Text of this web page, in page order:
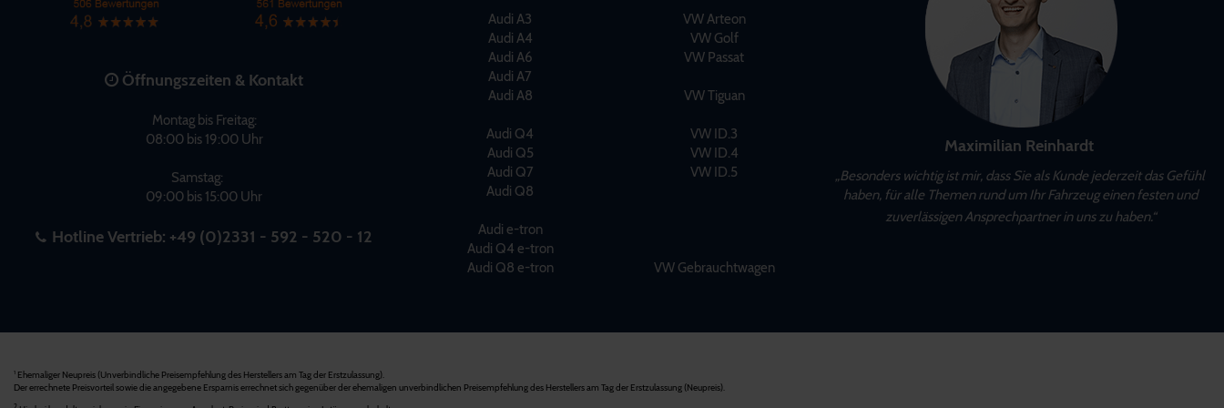
Öffnungszeiten & Kontakt
Montag bis Freitag:
08:00 bis 19:00 Uhr
Samstag:
09:00 bis 15:00 Uhr
Hotline Vertrieb: +49 (0)2331 - 592 - 520 - 12
Audi A3
Audi A4
Audi A6
Audi A7
Audi A8
Audi Q4
Audi Q5
Audi Q7
Audi Q8
Audi e-tron
Audi Q4 e-tron
Audi Q8 e-tron
VW Arteon
VW Golf
VW Passat
VW Tiguan
VW ID.3
VW ID.4
VW ID.5
VW Gebrauchtwagen
Maximilian Reinhardt
„Besonders wichtig ist mir, dass Sie als Kunde jederzeit das Gefühl
haben, für alle Themen rund um Ihr Fahrzeug einen festen und
zuverlässigen Ansprechpartner in uns zu haben.“
1 Ehemaliger Neupreis (Unverbindliche Preisempfehlung des Herstellers am Tag der Erstzulassung).
Der errechnete Preisvorteil sowie die angegebene Ersparnis errechnet sich gegenüber der ehemaligen unverbindlichen Preisempfehlung des Herstellers am Tag der Erstzulassung (Neupreis).